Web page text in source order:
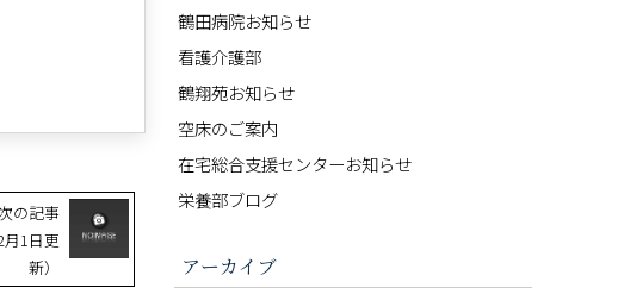
の記事
1日更
新）
鶴田病院お知らせ
看護介護部
鶴翔苑お知らせ
空床のご案内
在宅総合支援センターお知らせ
栄養部ブログ
アーカイブ